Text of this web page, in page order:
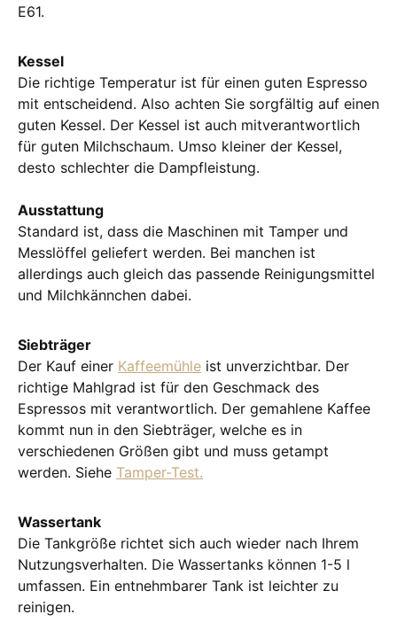
E61.
Kessel
Die richtige Temperatur ist für einen guten Espresso
mit entscheidend. Also achten Sie sorgfältig auf einen
guten Kessel. Der Kessel ist auch mitverantwortlich
für guten Milchschaum. Umso kleiner der Kessel,
desto schlechter die Dampfleistung.
Ausstattung
Standard ist, dass die Maschinen mit Tamper und
Messlöffel geliefert werden. Bei manchen ist
allerdings auch gleich das passende Reinigungsmittel
und Milchkännchen dabei.
Siebträger
Der Kauf einer Kaffeemühle ist unverzichtbar. Der
richtige Mahlgrad ist für den Geschmack des
Espressos mit verantwortlich. Der gemahlene Kaffee
kommt nun in den Siebträger, welche es in
verschiedenen Größen gibt und muss getampt
werden. Siehe Tamper-Test.
Wassertank
Die Tankgröße richtet sich auch wieder nach Ihrem
Nutzungsverhalten. Die Wassertanks können 1-5 l
umfassen. Ein entnehmbarer Tank ist leichter zu
reinigen.